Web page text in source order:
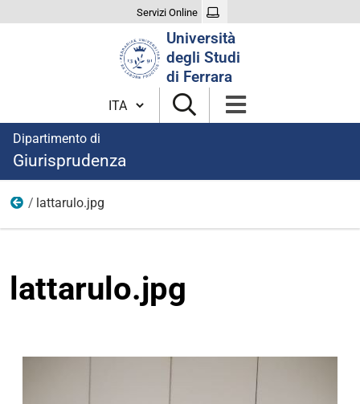
Servizi Online
Università
degli Studi
di Ferrara
Cambia lingua
Dipartimento di
Giurisprudenza
Foto
lattarulo.jpg
lattarulo.jpg